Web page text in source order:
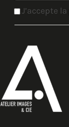
J’accepte la